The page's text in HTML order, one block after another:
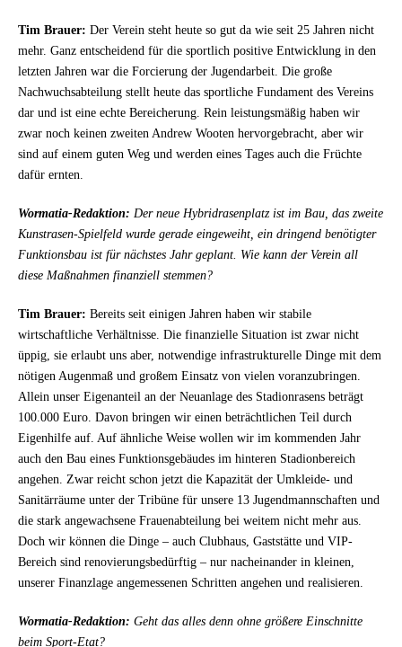
Tim Brauer: Der Verein steht heute so gut da wie seit 25 Jahren nicht
mehr. Ganz entscheidend für die sportlich positive Entwicklung in den
letzten Jahren war die Forcierung der Jugendarbeit. Die große
Nachwuchsabteilung stellt heute das sportliche Fundament des Vereins
dar und ist eine echte Bereicherung. Rein leistungsmäßig haben wir
zwar noch keinen zweiten Andrew Wooten hervorgebracht, aber wir
sind auf einem guten Weg und werden eines Tages auch die Früchte
dafür ernten.
Wormatia-Redaktion: Der neue Hybridrasenplatz ist im Bau, das zweite
Kunstrasen-Spielfeld wurde gerade eingeweiht, ein dringend benötigter
Funktionsbau ist für nächstes Jahr geplant. Wie kann der Verein all
diese Maßnahmen finanziell stemmen?
Tim Brauer: Bereits seit einigen Jahren haben wir stabile
wirtschaftliche Verhältnisse. Die finanzielle Situation ist zwar nicht
üppig, sie erlaubt uns aber, notwendige infrastrukturelle Dinge mit dem
nötigen Augenmaß und großem Einsatz von vielen voranzubringen.
Allein unser Eigenanteil an der Neuanlage des Stadionrasens beträgt
100.000 Euro. Davon bringen wir einen beträchtlichen Teil durch
Eigenhilfe auf. Auf ähnliche Weise wollen wir im kommenden Jahr
auch den Bau eines Funktionsgebäudes im hinteren Stadionbereich
angehen. Zwar reicht schon jetzt die Kapazität der Umkleide- und
Sanitärräume unter der Tribüne für unsere 13 Jugendmannschaften und
die stark angewachsene Frauenabteilung bei weitem nicht mehr aus.
Doch wir können die Dinge – auch Clubhaus, Gaststätte und VIP-
Bereich sind renovierungsbedürftig – nur nacheinander in kleinen,
unserer Finanzlage angemessenen Schritten angehen und realisieren.
Wormatia-Redaktion: Geht das alles denn ohne größere Einschnitte
beim Sport-Etat?